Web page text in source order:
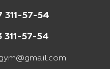
311-57-54
311-57-54